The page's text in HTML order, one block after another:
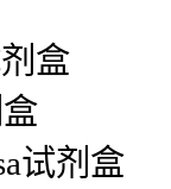
盒
试剂盒